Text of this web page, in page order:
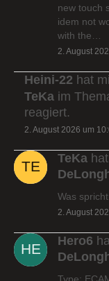
new touch
idem not
with the…
2. August
Heini-22 hat
TeKa im
reagiert.
2. August 2026 um
TeKa
Was
2. August
Hero6
Type: